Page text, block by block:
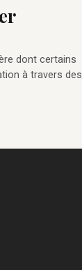
dont certains
à travers des